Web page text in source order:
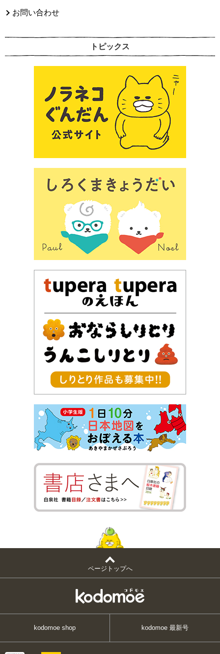
お問い合わせ
トピックス
ページトップへ
kodomoe shop kodomoe 最新号